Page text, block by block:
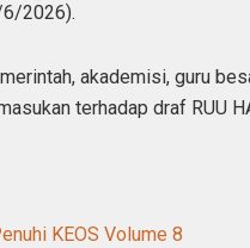
6/2026).
akademisi, guru
terhadap draf RUU
KEOS Volume 8